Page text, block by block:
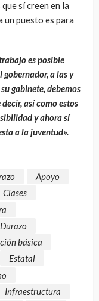
sí creen en la
un puesto es para
es posible
a las y
gabinete, debemos
así como estos
y ahora sí
a la juventud».
Apoyo
Clases
Durazo
básica
Estatal
Infraestructura